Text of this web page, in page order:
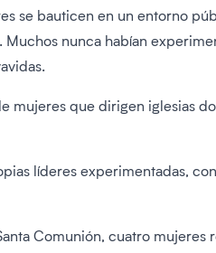
se bauticen en un entorno
nunca habían
que dirigen iglesias
líderes experimentadas,
Comunión, cuatro